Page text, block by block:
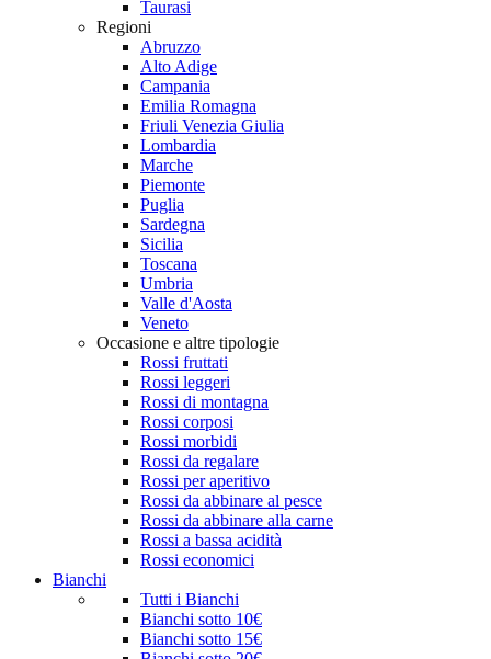
Taurasi
Regioni
Abruzzo
Alto Adige
Campania
Emilia Romagna
Friuli Venezia Giulia
Lombardia
Marche
Piemonte
Puglia
Sardegna
Sicilia
Toscana
Umbria
Valle d'Aosta
Veneto
Occasione e altre tipologie
Rossi fruttati
Rossi leggeri
Rossi di montagna
Rossi corposi
Rossi morbidi
Rossi da regalare
Rossi per aperitivo
Rossi da abbinare al pesce
Rossi da abbinare alla carne
Rossi a bassa acidità
Rossi economici
Bianchi
Tutti i Bianchi
Bianchi sotto 10€
Bianchi sotto 15€